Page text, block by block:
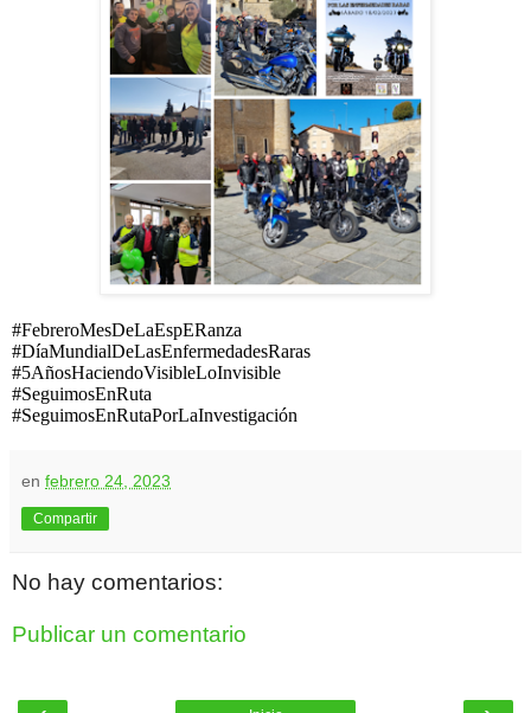
#FebreroMesDeLaEspERanza
#DíaMundialDeLasEnfermedadesRaras
#5AñosHaciendoVisibleLoInvisible
#SeguimosEnRuta
#SeguimosEnRutaPorLaInvestigación
en febrero 24, 2023
Compartir
No hay comentarios:
Publicar un comentario